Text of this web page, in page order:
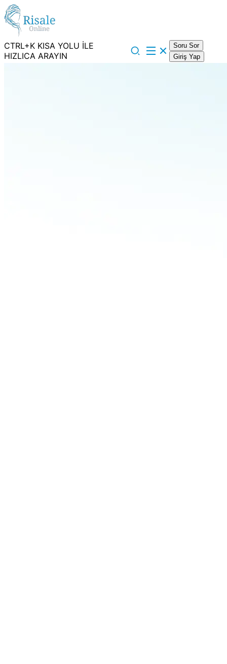
CTRL+K KISA YOLU İLE
HIZLICA ARAYIN
Soru Sor
Giriş Yap